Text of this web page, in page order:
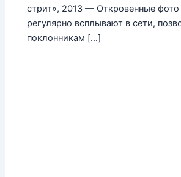
стрит», 2013 — Откровенные
регулярно всплывают в сети,
поклонникам […]